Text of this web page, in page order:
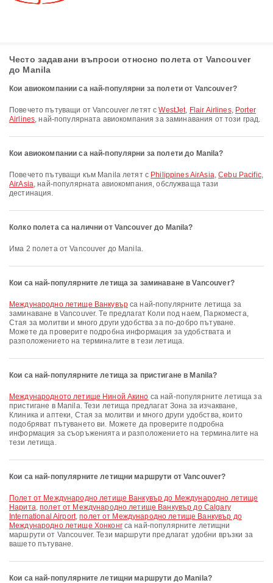
Често задавани въпроси относно полета от Vancouver
до Manila
Кои авиокомпании са най-популярни за полети от Vancouver?
Повечето пътуващи от Vancouver летят сWestJet, Flair Airlines, Porter
Airlines, най-популярната авиокомпания за заминавания от този град.
Кои авиокомпании са най-популярни за полети до Manila?
Повечето пътуващи към Manila летят с Philippines AirAsia,Cebu Pacific,
AirAsia, най-популярната авиокомпания, обслужваща тази
дестинация.
Колко полета са налични от Vancouver до Manila?
Има 2 полета от Vancouver до Manila.
Кои са най-популярните летища за заминаване в Vancouver?
Международно летище Ванкувърса най-популярните летища за
заминаване в Vancouver. Те предлагат Коли под наем, Паркоместа,
Стая за молитви и много други удобства за по-добро пътуване.
Можете да проверите подробна информация за удобствата и
разположението на терминалите в тези летища.
Кои са най-популярните летища за пристигане в Manila?
международното летище Ниной Акино са най-популярните летища за
пристигане в Manila. Тези летища предлагат Зона за изчакване,
Клиника и аптеки, Стая за молитви и много други удобства, които
подобряват пътуването ви. Можете да проверите подробна
информация за съоръженията и разположението на терминалите на
тези летища.
Кои са най-популярните летищни маршрути от Vancouver?
полет от Международно летище Ванкувър до Международно летище
Нарита,полет от Международно летище Ванкувър до Calgary
International Airport,полет от Международно летище Ванкувър до
Международно летище Хонконгса най-популярните летищни
маршрути от Vancouver. Тези маршрути предлагат удобни връзки за
вашето пътуване.
Кои са най-популярните летищни маршрути до Manila?